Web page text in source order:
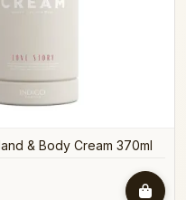
& Body Cream 370ml